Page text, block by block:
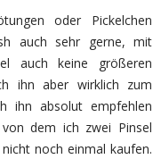
oder Pickelchen
auch sehr gerne, mit
auch keine größeren
ihn aber wirklich zum
ihn absolut empfehlen
dem ich zwei Pinsel
noch einmal kaufen.